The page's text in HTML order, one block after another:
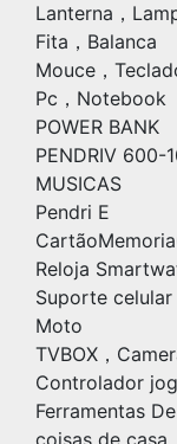
Lanterna，
Fita，Balanca
Mouce，
Pc，Notebook
POWER BANK
PENDRIV 600-
MUSICAS
Pendri E
Reloja
Suporte celular
Moto
TVBOX，
Controlador
Ferramentas
coisas de casa